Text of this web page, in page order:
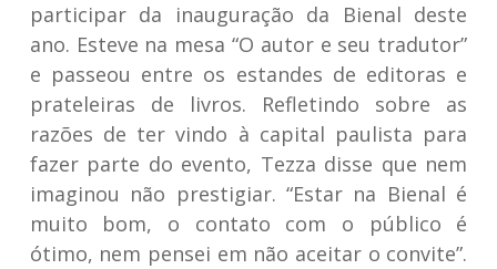
participar da inauguração da Bienal deste
ano. Esteve na mesa “O autor e seu tradutor”
e passeou entre os estandes de editoras e
prateleiras de livros. Refletindo sobre as
razões de ter vindo à capital paulista para
fazer parte do evento, Tezza disse que nem
imaginou não prestigiar. “Estar na Bienal é
muito bom, o contato com o público é
ótimo, nem pensei em não aceitar o convite”.